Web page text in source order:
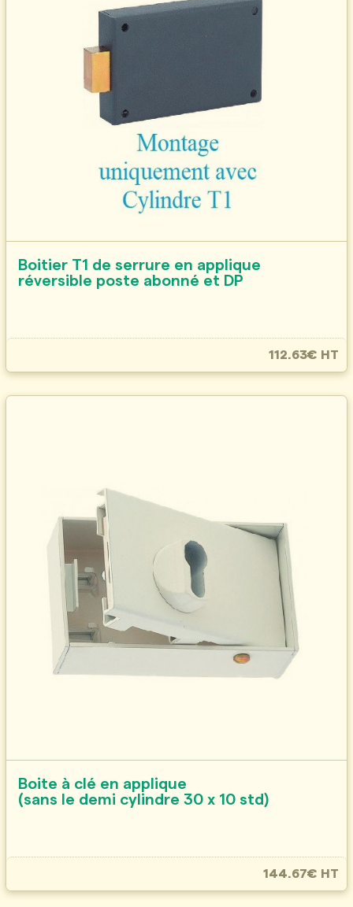
Boitier T1 de serrure en applique
réversible poste abonné et DP
112.63€ HT
Boite à clé en applique
(sans le demi cylindre 30 x 10 std)
144.67€ HT